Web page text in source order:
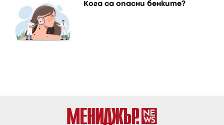
Кога са опасни бенките?